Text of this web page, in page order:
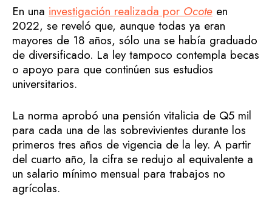
En una investigación realizada por Ocote en
2022, se reveló que, aunque todas ya eran
mayores de 18 años, sólo una se había graduado
de diversificado. La ley tampoco contempla becas
o apoyo para que continúen sus estudios
universitarios.
La norma aprobó una pensión vitalicia de Q5 mil
para cada una de las sobrevivientes durante los
primeros tres años de vigencia de la ley. A partir
del cuarto año, la cifra se redujo al equivalente a
un salario mínimo mensual para trabajos no
agrícolas.